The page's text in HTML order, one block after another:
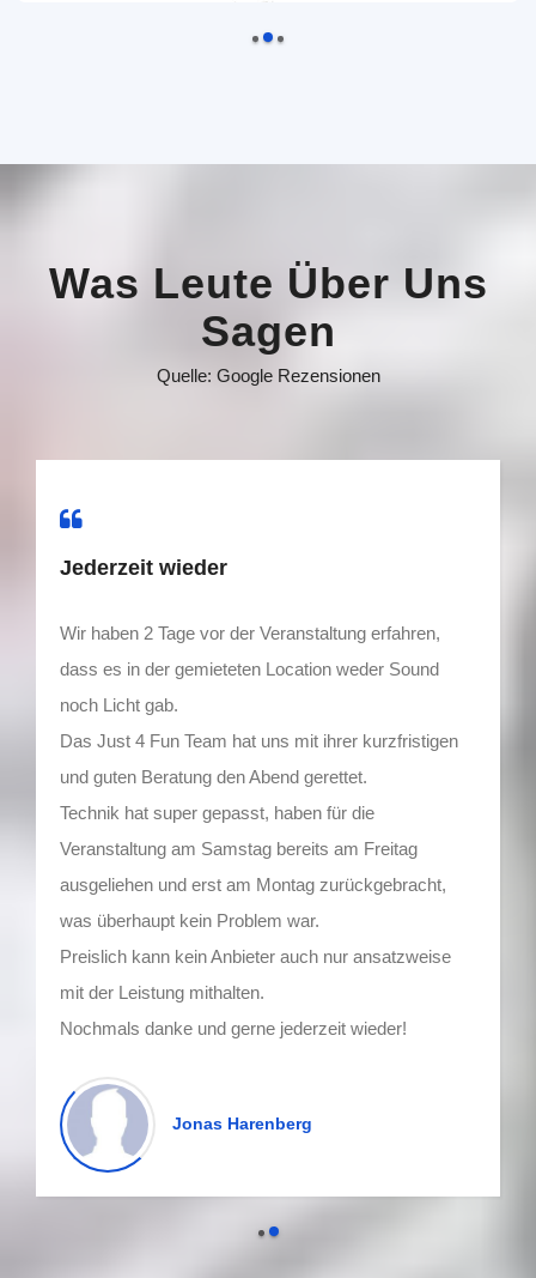
Was Leute Über Uns
Sagen
Quelle: Google Rezensionen
Jederzeit wieder
Wir haben 2 Tage vor der Veranstaltung erfahren,
dass es in der gemieteten Location weder Sound
noch Licht gab.
Das Just 4 Fun Team hat uns mit ihrer kurzfristigen
und guten Beratung den Abend gerettet.
Technik hat super gepasst, haben für die
Veranstaltung am Samstag bereits am Freitag
ausgeliehen und erst am Montag zurückgebracht,
was überhaupt kein Problem war.
Preislich kann kein Anbieter auch nur ansatzweise
mit der Leistung mithalten.
Nochmals danke und gerne jederzeit wieder!
Jonas Harenberg